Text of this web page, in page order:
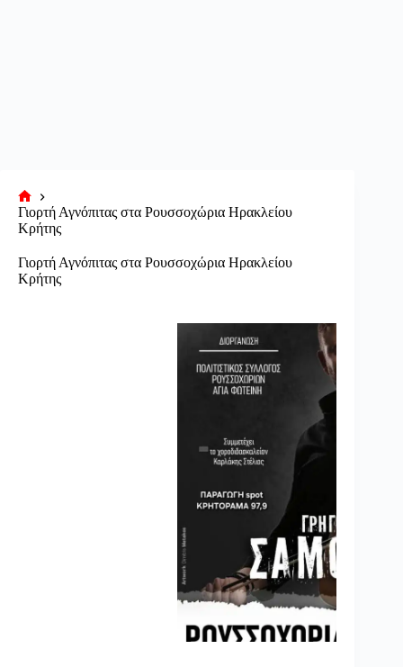
Αρχική
σελίδα
Γιορτή Αγνόπιτας στα Ρουσσοχώρια Ηρακλείου
Κρήτης
Γιορτή Αγνόπιτας στα Ρουσσοχώρια Ηρακλείου
Κρήτης